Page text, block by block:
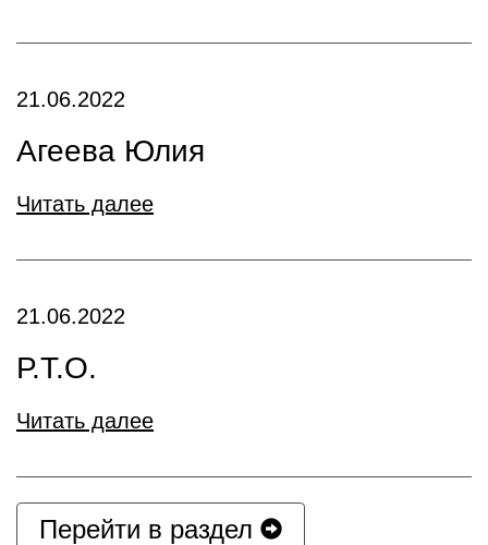
21.06.2022
Агеева Юлия
Читать далее
21.06.2022
Р.Т.О.
Читать далее
Перейти в раздел